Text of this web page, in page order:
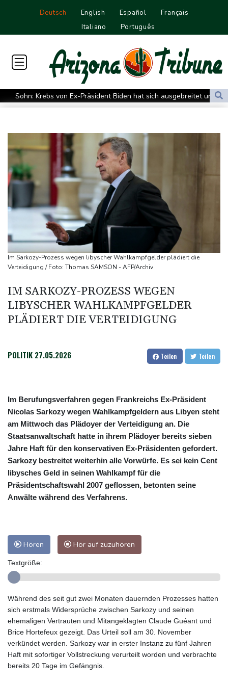
Deutsch English Español
Français
Italiano
Português
Sohn: Krebs von Ex-Präsident Biden hat sich ausgebreitet und
Metastasen gebildet
Trauerflor und Schweigeminute: Inter Miami trauert mit Messi
WTA: Sabalenka scheitert überraschend in Toronto
Zwei Bombenanschläge in Kolumbien an erstem Tag im Amt des
neuen Präsidenten Espriella
Busemann: Kein EM-Titel für Neugebauer wäre "eine
Enttäuschung"
Becker: Wer mehr will als Klassenerhalt hat "Fehler im Kopf"
Sohn: Krebs von Ex-Präsident Joe Biden hat sich ausgebreitet
und Metastasen gebildet
Vorgaben des Bundes geknüpft
FIFA stärkt Infantino - und holt zum Rundumschlag aus
Im Sarkozy-Prozess wegen libyscher Wahlkampfgelder plädiert die
Verteidigung / Foto: Thomas SAMSON - AFP/Archiv
IM SARKOZY-PROZESS WEGEN
LIBYSCHER WAHLKAMPFGELDER
PLÄDIERT DIE VERTEIDIGUNG
POLITIK 27.05.2026 Teilen Teilen
Im Berufungsverfahren gegen Frankreichs Ex-Präsident
Nicolas Sarkozy wegen Wahlkampfgeldern aus Libyen steht
am Mittwoch das Plädoyer der Verteidigung an. Die
Staatsanwaltschaft hatte in ihrem Plädoyer bereits sieben
Jahre Haft für den konservativen Ex-Präsidenten gefordert.
Sarkozy bestreitet weiterhin alle Vorwürfe. Es sei kein Cent
libysches Geld in seinen Wahlkampf für die
Präsidentschaftswahl 2007 geflossen, betonten seine
Anwälte während des Verfahrens.
Hören Hör auf zuzuhören
Textgröße:
Während des seit gut zwei Monaten dauernden Prozesses hatten
sich erstmals Widersprüche zwischen Sarkozy und seinen
ehemaligen Vertrauten und Mitangeklagten Claude Guéant und
Brice Hortefeux gezeigt. Das Urteil soll am 30. November
verkündet werden. Sarkozy war in erster Instanz zu fünf Jahren
Haft mit sofortiger Vollstreckung verurteilt worden und verbrachte
bereits 20 Tage im Gefängnis.